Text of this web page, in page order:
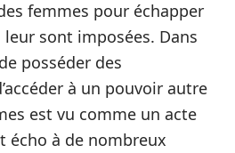
femmes pour échapper
sont imposées. Dans
posséder des
à un pouvoir autre
est vu comme un acte
écho à de nombreux